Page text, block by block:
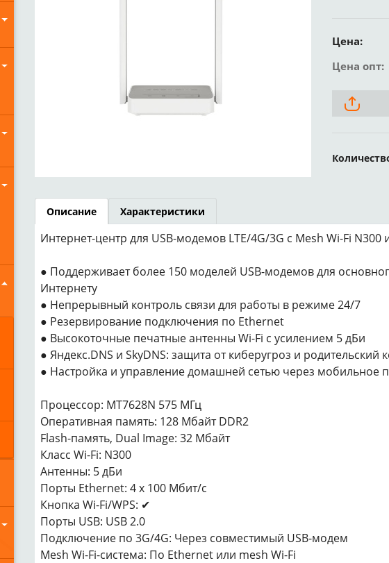
Цена:
Цена опт:
Описание Характеристики
Интернет-центр для USB-модемов LTE/4G/3G с Mesh Wi-Fi
● Поддерживает более 150 моделей USB-модемов для
Интернету
● Непрерывный контроль связи для работы в режиме 24/7
● Резервирование подключения по Ethernet
● Высокоточные печатные антенны Wi-Fi с усилением 5 дБи
● Яндекс.DNS и SkyDNS: защита от киберугроз и родительский
● Настройка и управление домашней сетью через мобильное
Процессор: MT7628N 575 МГц
Оперативная память: 128 Мбайт DDR2
Flash-память, Dual Image: 32 Мбайт
Класс Wi-Fi: N300
Антенны: 5 дБи
Порты Ethernet: 4 x 100 Мбит/с
Кнопка Wi-Fi/WPS: ✔
Порты USB: USB 2.0
Подключение по 3G/4G: Через совместимый USB-модем
Mesh Wi-Fi-система: По Ethernet или mesh Wi-Fi